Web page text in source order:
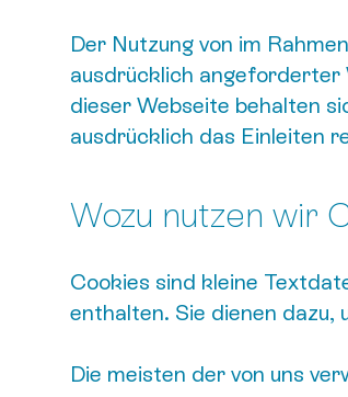
Der Nutzung von im
ausdrücklich angeforderter
dieser Webseite behalten
ausdrücklich das Einleiten
Wozu nutzen wir
Cookies sind kleine
enthalten. Sie dienen
Die meisten der von uns